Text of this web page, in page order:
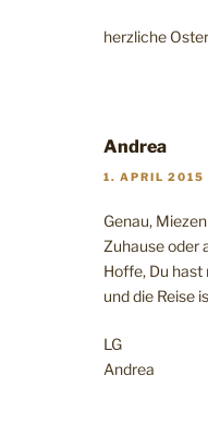
herzliche
Andrea
1. APRIL 2015
Genau,
Zuhause oder
Hoffe, Du
und die Reise
LG
Andrea